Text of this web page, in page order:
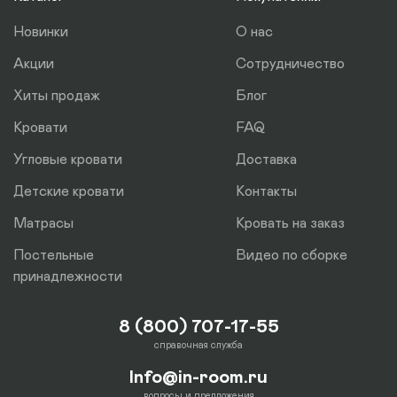
Новинки
Акции
Хиты продаж
Кровати
Угловые кровати
Детские кровати
Матрасы
Постельные
принадлежности
О нас
Сотрудничество
Блог
FAQ
Доставка
Контакты
Кровать на заказ
Видео по сборке
8 (800) 707-17-55
справочная служба
Info@in-room.ru